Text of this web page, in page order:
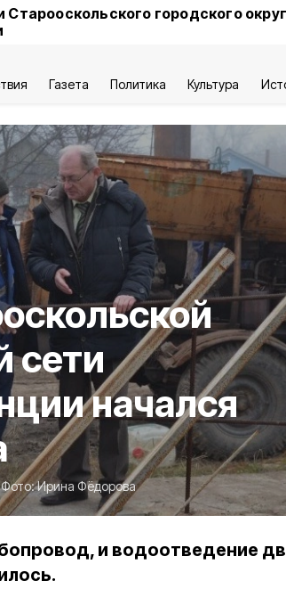
Старооскольского городского
Газета Политика Культура
сети
начался
Фото:Ирина Фёдорова
и водоотведение